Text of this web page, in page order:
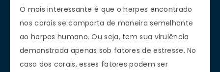
O mais interessante é que o herpes encontrado
nos corais se comporta de maneira semelhante
ao herpes humano. Ou seja, tem sua virulência
demonstrada apenas sob fatores de estresse. No
caso dos corais, esses fatores podem ser